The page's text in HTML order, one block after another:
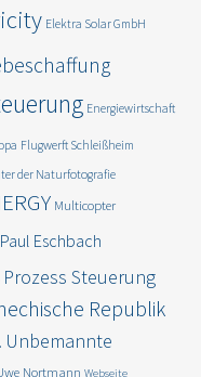
Elektra Solar GmbH
Energiewirtschaft
Flugwerft Schleißheim
der Naturfotografie
Multicopter
Paul Eschbach
Prozess Steuerung
Republik
Unbemannte
Nortmann Webseite